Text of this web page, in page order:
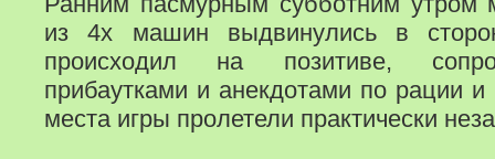
из 4х машин выдвинулись в
происходил на позитиве,
прибаутками и анекдотами по рации и
места игры пролетели практически